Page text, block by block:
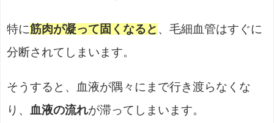
特に筋肉が凝って固くなると
、毛細血管はすぐに
分断されてしまいます。
そうすると、血液が隅々にまで行き渡らなくな
り、
血液の流れが滞ってしまいます。